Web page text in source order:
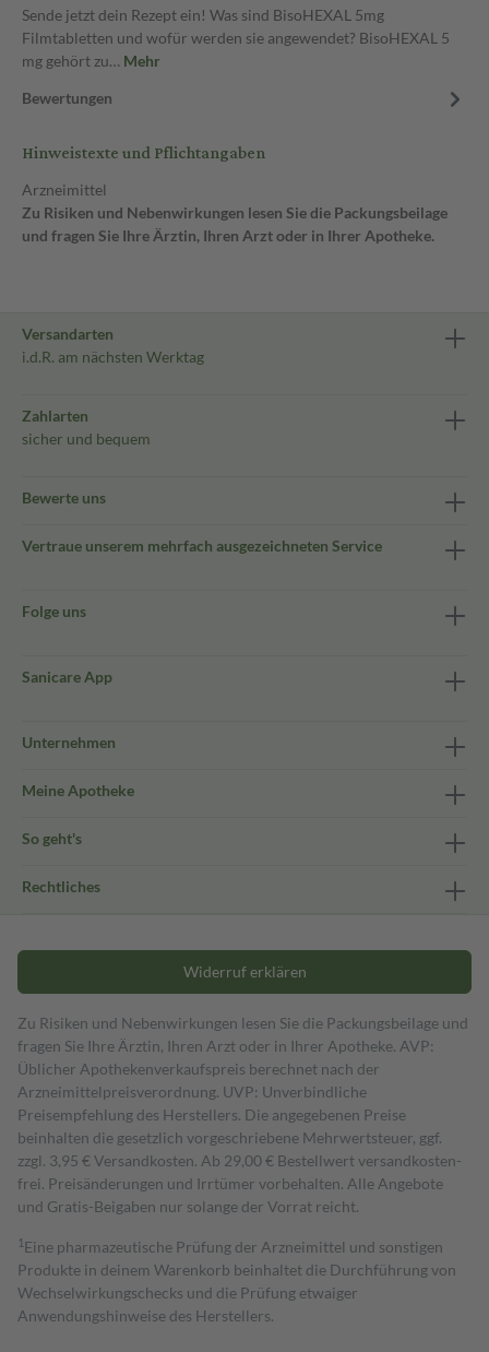
Sende jetzt dein Rezept ein! Was sind BisoHEXAL 5mg
Filmtabletten und wofür werden sie angewendet? BisoHEXAL 5
mg gehört zu… Mehr
Bewertungen
Hinweistexte und Pflichtangaben
Arzneimittel
Zu Risiken und Nebenwirkungen lesen Sie die Packungsbeilage
und fragen Sie Ihre Ärztin, Ihren Arzt oder in Ihrer Apotheke.
Versandarten
i.d.R. am nächsten Werktag
Zahlarten
sicher und bequem
Bewerte uns
Vertraue unserem mehrfach ausgezeichneten Service
Folge uns
Sanicare App
Unternehmen
Meine Apotheke
So geht's
Rechtliches
Widerruf erklären
Zu Risiken und Nebenwirkungen lesen Sie die Packungsbeilage und
fragen Sie Ihre Ärztin, Ihren Arzt oder in Ihrer Apotheke. AVP:
Üblicher Apothekenverkaufspreis berechnet nach der
Arzneimittelpreisverordnung. UVP: Unverbindliche
Preisempfehlung des Herstellers. Die angegebenen Preise
beinhalten die gesetzlich vorgeschriebene Mehrwertsteuer, ggf.
zzgl. 3,95 € Versandkosten. Ab 29,00 € Bestell­wert versand­kosten­
frei. Preisänderungen und Irrtümer vorbehalten. Alle Angebote
und Gratis-Beigaben nur solange der Vorrat reicht.
1 Eine pharmazeutische Prüfung der Arzneimittel und sonstigen
Produkte in deinem Warenkorb beinhaltet die Durchführung von
Wechselwirkungschecks und die Prüfung etwaiger
Anwendungshinweise des Herstellers.